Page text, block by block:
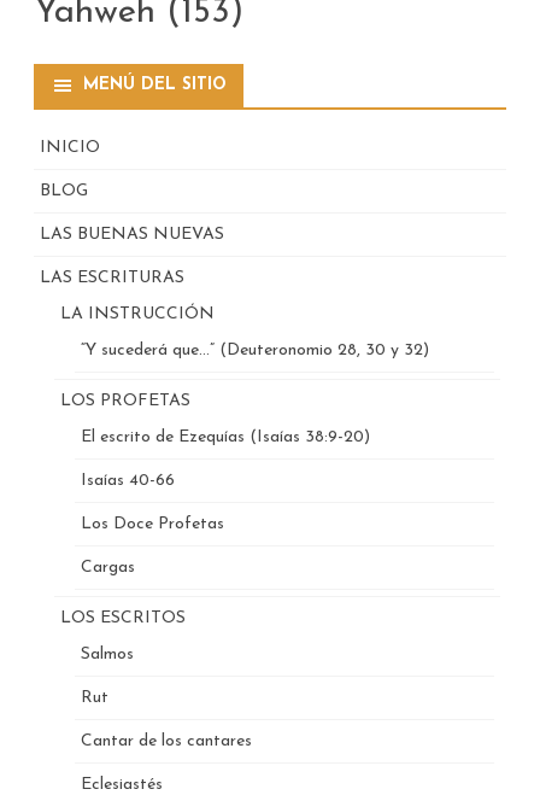
Yahweh (153)
MENÚ DEL SITIO
INICIO
BLOG
LAS BUENAS NUEVAS
LAS ESCRITURAS
LA INSTRUCCIÓN
“Y sucederá que…” (Deuteronomio 28, 30 y 32)
LOS PROFETAS
El escrito de Ezequías (Isaías 38:9-20)
Isaías 40-66
Los Doce Profetas
Cargas
LOS ESCRITOS
Salmos
Rut
Cantar de los cantares
Eclesiastés